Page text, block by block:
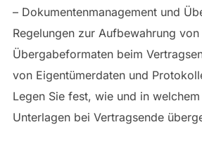
– Dokumentenmanagement und
Regelungen zur Aufbewahrung
Übergabeformaten beim
von Eigentümerdaten und
Legen Sie fest, wie und in
Unterlagen bei Vertragsende